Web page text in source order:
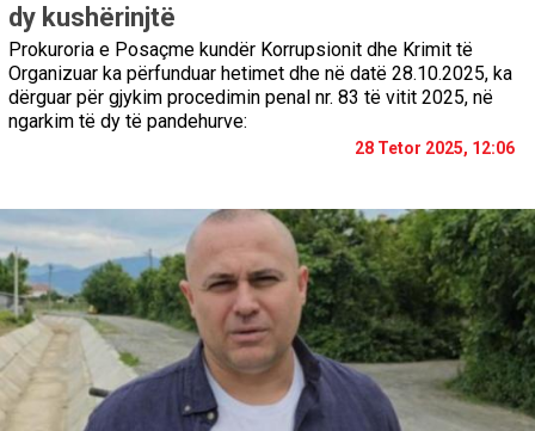
dy kushërinjtë
Prokuroria e Posaçme kundër Korrupsionit dhe Krimit të
Organizuar ka përfunduar hetimet dhe në datë 28.10.2025, ka
dërguar për gjykim procedimin penal nr. 83 të vitit 2025, në
ngarkim të dy të pandehurve:
28 Tetor 2025, 12:06